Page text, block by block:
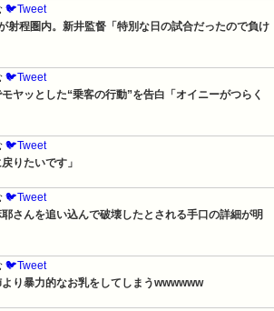
🐦Tweet
射程圏内。新井監督「特別な日の試合だったので負け
🐦Tweet
ヤッとした“乗客の行動”を告白「オイニーがつらく
🐦Tweet
りたいです」
🐦Tweet
耶さんを追い込んで破壊したとされる手口の詳細が明
🐦Tweet
より暴力的なお乳をしてしまうwwwwww